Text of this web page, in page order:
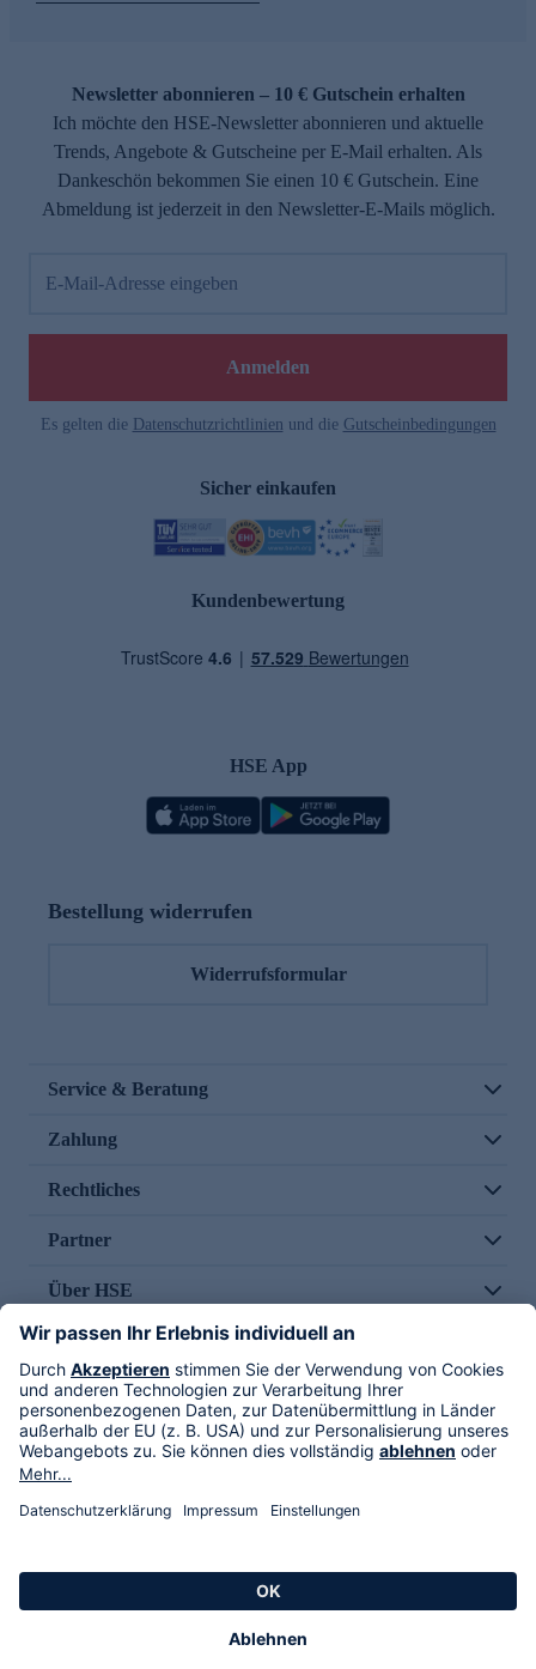
Newsletter abonnieren – 10 € Gutschein erhalten
Ich möchte den HSE-Newsletter abonnieren und aktuelle
Trends, Angebote & Gutscheine per E-Mail erhalten. Als
Dankeschön bekommen Sie einen 10 € Gutschein. Eine
Abmeldung ist jederzeit in den Newsletter-E-Mails möglich.
E-Mail-Adresse eingeben
Anmelden
Es gelten die Datenschutzrichtlinien und die Gutscheinbedingungen
Sicher einkaufen
Kundenbewertung
HSE App
Bestellung widerrufen
Widerrufsformular
Service & Beratung
Zahlung
Rechtliches
Partner
Über HSE
Im TV
HSE International